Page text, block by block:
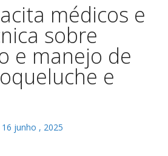
médicos e
sobre
e manejo de
e
16 junho , 2025